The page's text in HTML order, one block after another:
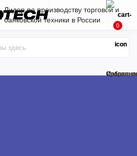
Лидер по производству торговой и
банковской техники в России
0